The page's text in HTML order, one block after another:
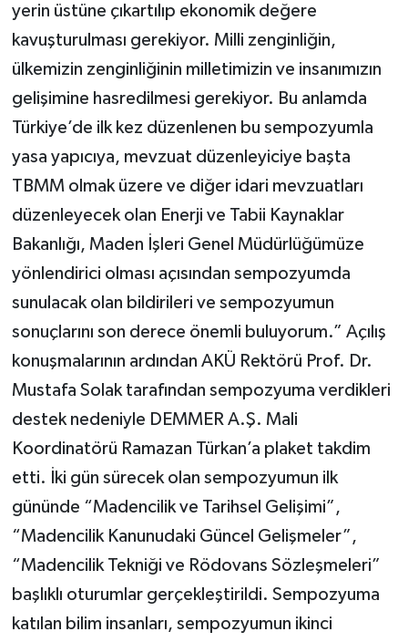
yerin üstüne çıkartılıp ekonomik değere
kavuşturulması gerekiyor. Milli zenginliğin,
ülkemizin zenginliğinin milletimizin ve insanımızın
gelişimine hasredilmesi gerekiyor. Bu anlamda
Türkiye’de ilk kez düzenlenen bu sempozyumla
yasa yapıcıya, mevzuat düzenleyiciye başta
TBMM olmak üzere ve diğer idari mevzuatları
düzenleyecek olan Enerji ve Tabii Kaynaklar
Bakanlığı, Maden İşleri Genel Müdürlüğümüze
yönlendirici olması açısından sempozyumda
sunulacak olan bildirileri ve sempozyumun
sonuçlarını son derece önemli buluyorum.” Açılış
konuşmalarının ardından AKÜ Rektörü Prof. Dr.
Mustafa Solak tarafından sempozyuma verdikleri
destek nedeniyle DEMMER A.Ş. Mali
Koordinatörü Ramazan Türkan’a plaket takdim
etti. İki gün sürecek olan sempozyumun ilk
gününde “Madencilik ve Tarihsel Gelişimi”,
“Madencilik Kanunudaki Güncel Gelişmeler”,
“Madencilik Tekniği ve Rödovans Sözleşmeleri”
başlıklı oturumlar gerçekleştirildi. Sempozyuma
katılan bilim insanları, sempozyumun ikinci